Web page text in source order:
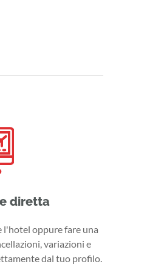
diretta
oppure fare una
variazioni e
dal tuo profilo.